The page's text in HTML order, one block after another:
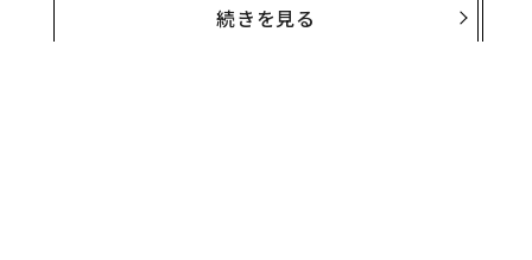
続きを見る